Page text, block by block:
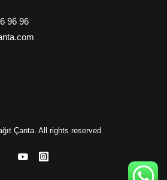
96 96
Çanta. All rights reserved